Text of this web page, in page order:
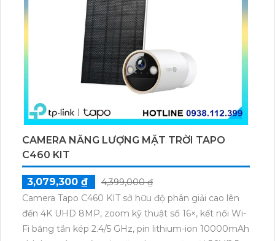
CAMERA NĂNG LƯỢNG MẶT TRỜI TAPO
C460 KIT
3,079,300 ₫
4,399,000 ₫
Camera Tapo C460 KIT sở hữu độ phân giải cao lên
đến 4K UHD 8MP, zoom kỹ thuật số 16×, kết nối Wi-
Fi băng tần kép 2.4/5 GHz, pin lithium-ion 10000mAh